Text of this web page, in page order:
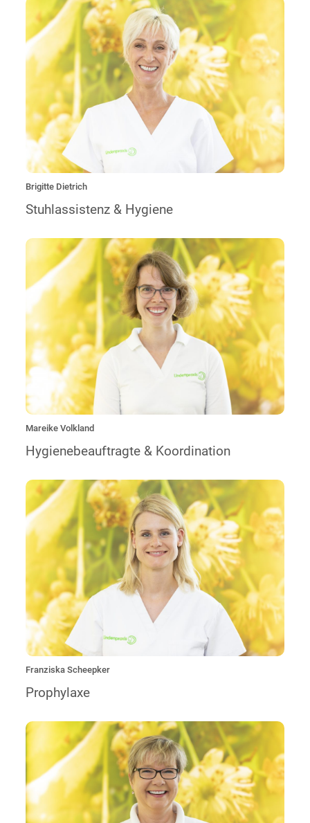
„Ich bin eher als „Fee“ im Hintergrund tätig. So sorge ich
dafür , dass die Vorbereitungen, Übergänge und
Nachbereitungen der Behandlungen reibungslos verlaufen.
Damit Ihr Besuch bei uns so unkompliziert und kurzweilig
wie möglich sein kann.“
Brigitte Dietrich
Stuhlassistenz & Hygiene
„Ich bin Mitarbeiterin in der Verwaltung und von Anfang an
Teil des Lindenpraxisteams. Ihr Wohlergehen ist mir heute
noch genauso wichtig wie am ersten Tag.“
Mareike Volkland
Hygienebeauftragte & Koordination
„Jeden Tag gehe ich mit einem Lächeln zur Arbeit, um
Ihnen eins ins Gesicht zu zaubern.“
Franziska Scheepker
Prophylaxe
„Ich habe das Glück noch immer in meinem Traumberuf
als Zahntechnikerin arbeiten zu dürfen. Kombiniert mit dem
Umgang mit den Patienten an der Anmeldung ist es für